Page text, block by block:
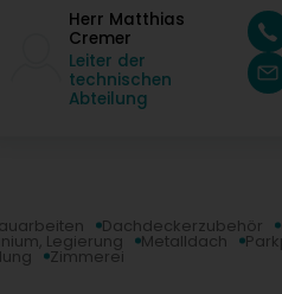
Herr Matthias
Cremer
Leiter der
technischen
Abteilung
Dachdeckerzubehör
Legierung Metalldach
Zimmerei